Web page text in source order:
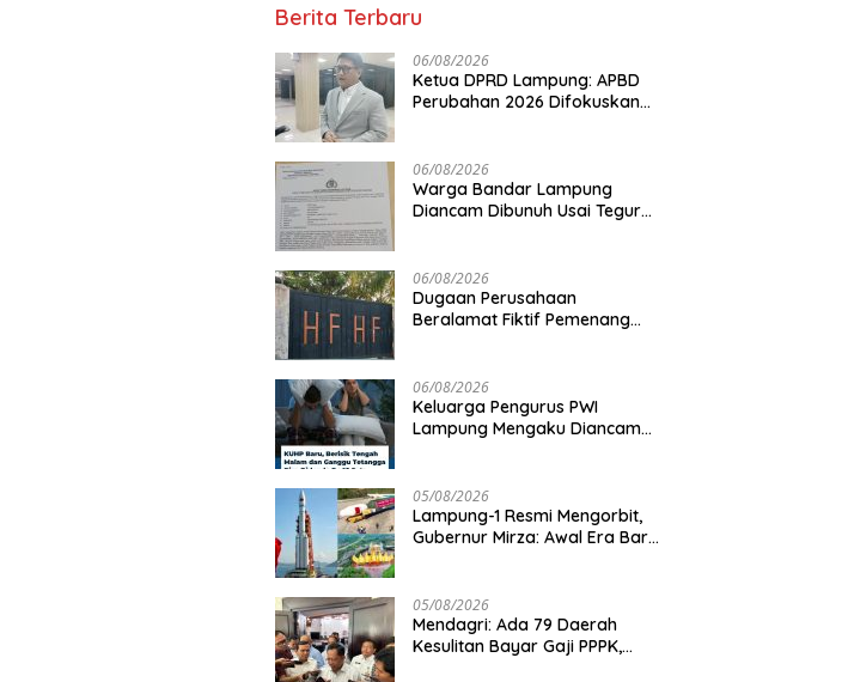
Berita Terbaru
06/08/2026
Ketua DPRD Lampung: APBD
Perubahan 2026 Difokuskan
06/08/2026
Warga Bandar Lampung
Diancam Dibunuh Usai Tegur
06/08/2026
Dugaan Perusahaan
Beralamat Fiktif Pemenang
Ternyata Rumah Kosong dan
Lahan Kosong, Dinas PKPCK
Disorot
06/08/2026
Keluarga Pengurus PWI
Lampung Mengaku Diancam
05/08/2026
Lampung-1 Resmi Mengorbit,
Gubernur Mirza: Awal Era Baru
05/08/2026
Mendagri: Ada 79 Daerah
Kesulitan Bayar Gaji PPPK,